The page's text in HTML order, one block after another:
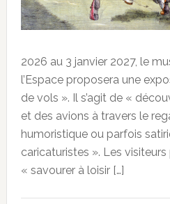
2026 au 3 janvier 2027, le
l’Espace proposera une
de vols ». Il s’agit de «
et des avions à travers le
humoristique ou parfois
caricaturistes ». Les
« savourer à loisir […]